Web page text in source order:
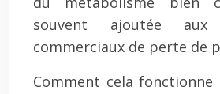
souvent ajoutée aux
commerciaux de perte de
Comment cela fonctionne